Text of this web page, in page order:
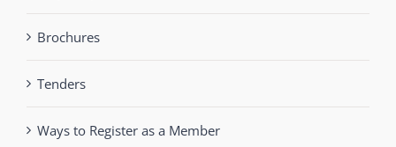
Brochures
Tenders
Ways to Register as a Member